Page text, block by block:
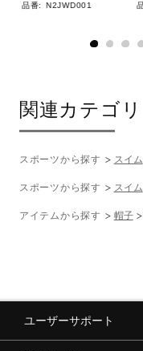
品番: N2JWD001
関連カテゴリ
スポーツから探す スイム
スポーツから探す スイム
アイテムから探す 帽子
ユーザーサポート